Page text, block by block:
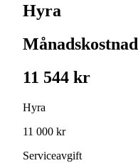
Hyra
Månadskostnad
11 544 kr
Hyra
11 000 kr
Serviceavgift